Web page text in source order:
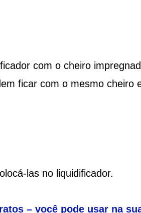
com o cheiro
ficar com o mesmo cheiro
las no liquidificador.
– você pode usar na